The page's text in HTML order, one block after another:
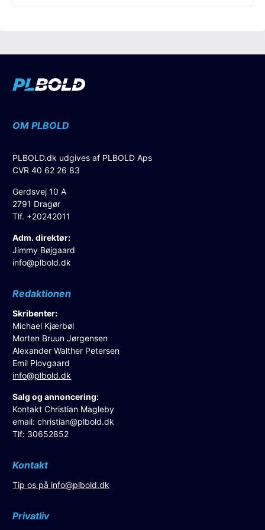
OM PLBOLD
PLBOLD.dk udgives af PLBOLD Aps
CVR 40 62 26 83
Gerdsvej 10 A
2791 Dragør
Tlf. +20242011
Adm. direktør:
Jimmy Bøjgaard
info@plbold.dk
Redaktionen
Skribenter:
Michael Kjærbøl
Morten Bruun Jørgensen
Alexander Walther Petersen
Emil Plovgaard
info@plbold.dk
Salg og annoncering:
Kontakt Christian Magleby
email:christian@plbold.dk
Tlf: 30652852
Kontakt
Tip os på info@plbold.dk
Privatliv